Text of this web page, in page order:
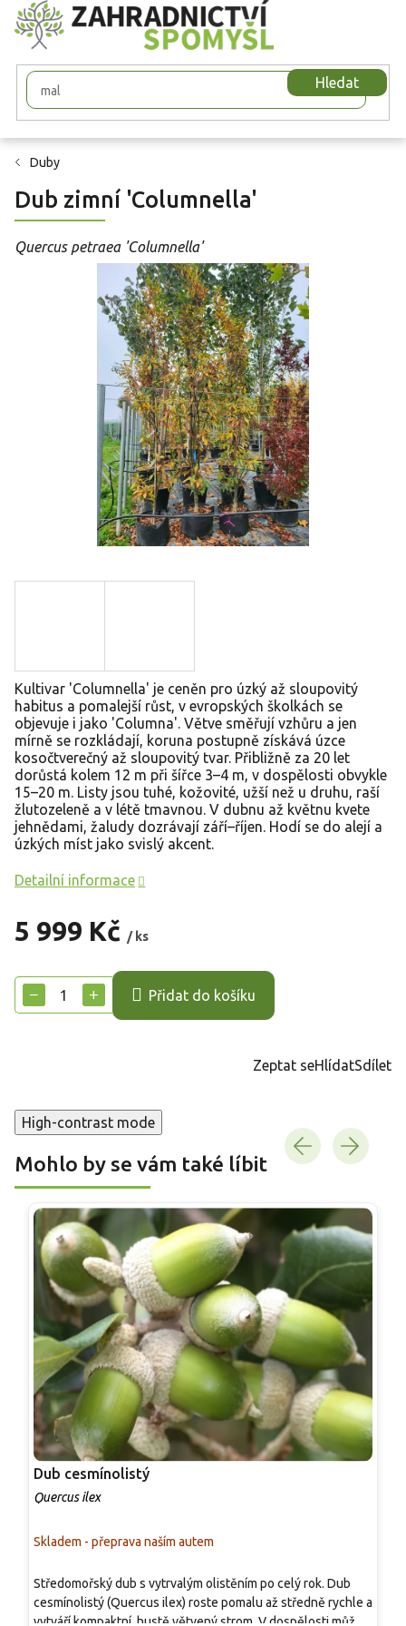
Přejít
na
obsah
Hledat
Duby
Dub zimní 'Columnella'
Quercus petraea 'Columnella'
5 999 Kč / ks
cena:
+
− Přidat do košíku
Kultivar 'Columnella' je ceněn pro úzký až sloupovitý
habitus a pomalejší růst, v evropských školkách se
objevuje i jako 'Columna'. Větve směřují vzhůru a jen
mírně se rozkládají, koruna postupně získává úzce
kosočtverečný až sloupovitý tvar. Přibližně za 20 let
dorůstá kolem 12 m při šířce 3–4 m, v dospělosti obvykle
15–20 m. Listy jsou tuhé, kožovité, užší než u druhu, raší
žlutozeleně a v létě tmavnou. V dubnu až květnu kvete
jehnědami, žaludy dozrávají září–říjen. Hodí se do alejí a
úzkých míst jako svislý akcent.
Detailní informace
Zeptat seHlídatSdílet
High-contrast mode
Mohlo by se vám také líbit
Dub cesmínolistý
Quercus ilex
Skladem - přeprava naším autem
Středomořský dub s vytrvalým olistěním po celý rok. Dub
cesmínolistý (Quercus ilex) roste pomalu až středně rychle a
vytváří kompaktní, hustě větvený strom. V dospělosti může